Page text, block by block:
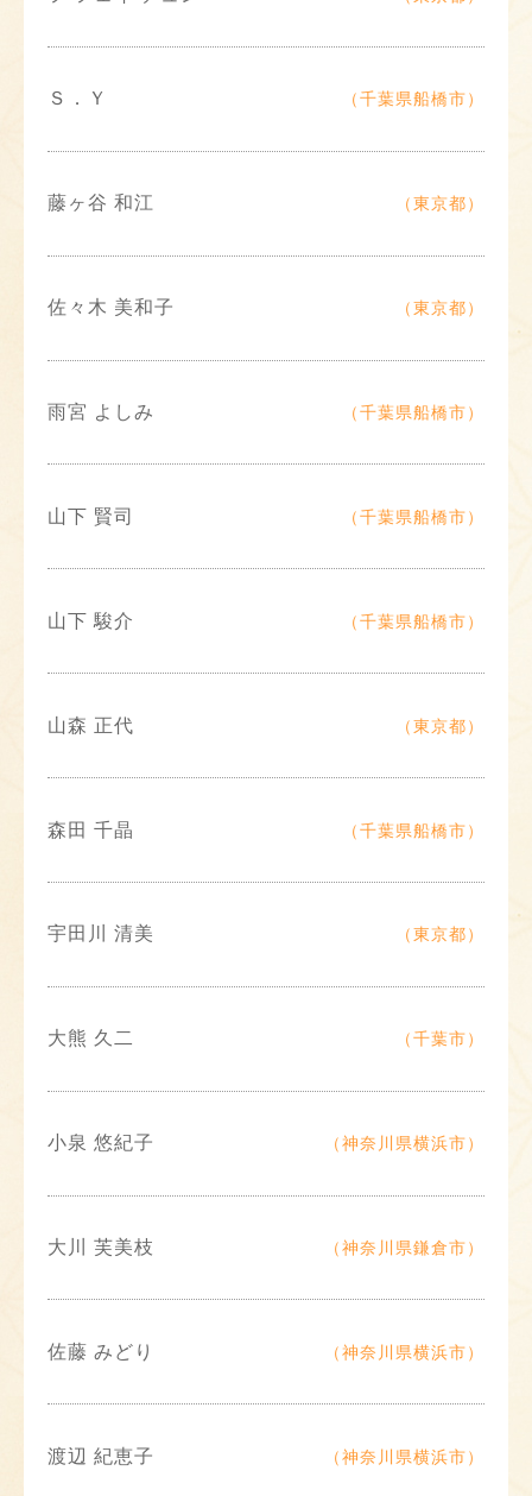
Ｓ．Ｙ （千葉県船橋市）
藤ヶ谷 和江 （東京都）
佐々木 美和子 （東京都）
雨宮 よしみ （千葉県船橋市）
山下 賢司 （千葉県船橋市）
山下 駿介 （千葉県船橋市）
山森 正代 （東京都）
森田 千晶 （千葉県船橋市）
宇田川 清美 （東京都）
大熊 久二 （千葉市）
小泉 悠紀子 （神奈川県横浜市）
大川 芙美枝 （神奈川県鎌倉市）
佐藤 みどり （神奈川県横浜市）
渡辺 紀恵子 （神奈川県横浜市）